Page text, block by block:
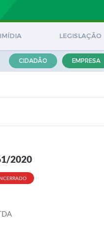
LEGISLAÇÃO
CIDADÃO EMPRESA
2020